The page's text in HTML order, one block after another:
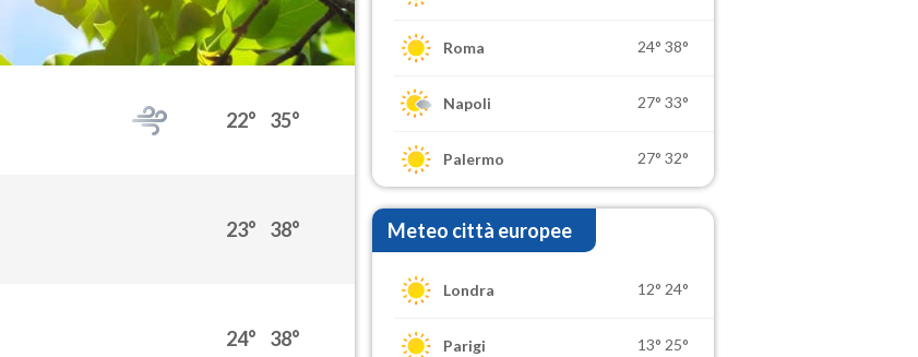
22° 35°
23° 38°
24° 38°
Roma 24° 38°
Napoli 27° 33°
Palermo 27° 32°
Meteo città europee
Londra 12° 24°
Parigi 13° 25°